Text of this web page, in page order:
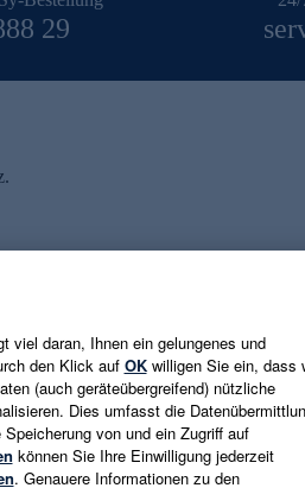
29
Mail-Adresse eingeben
gelten die Datenschutzrichtlinien und die